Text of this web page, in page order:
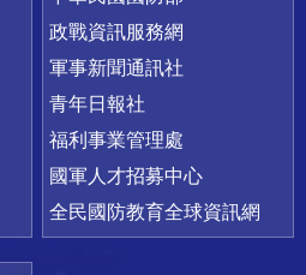
政戰資訊服務網
軍事新聞通訊社
青年日報社
福利事業管理處
國軍人才招募中心
全民國防教育全球資訊網